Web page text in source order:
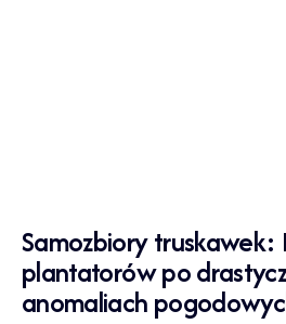
Samozbiory truskawek:
plantatorów po
anomaliach